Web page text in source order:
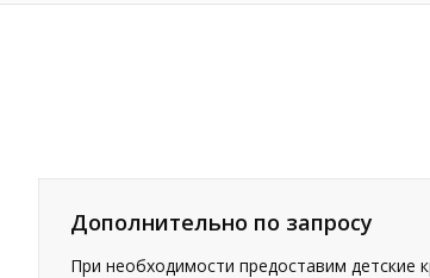
Дополнительно по запросу
При необходимости предоставим детские